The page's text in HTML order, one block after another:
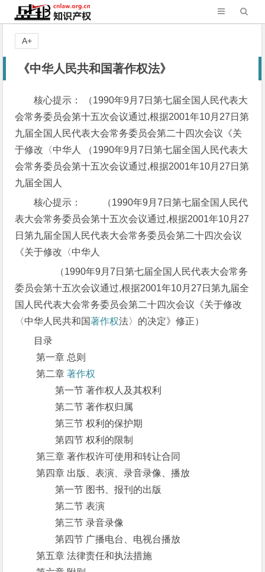
《中华人民共和国著作权法》
核心提示： （1990年9月7日第七届全国人民代表大
会常务委员会第十五次会议通过,根据2001年10月27日第
九届全国人民代表大会常务委员会第二十四次会议《关
于修改〈中华人 （1990年9月7日第七届全国人民代表大
会常务委员会第十五次会议通过,根据2001年10月27日第
九届全国人
核心提示： （1990年9月7日第七届全国人民代
表大会常务委员会第十五次会议通过,根据2001年10月27
日第九届全国人民代表大会常务委员会第二十四次会议
《关于修改〈中华人
（1990年9月7日第七届全国人民代表大会常务
委员会第十五次会议通过,根据2001年10月27日第九届全
国人民代表大会常务委员会第二十四次会议《关于修改
〈中华人民共和国著作权法〉的决定》修正）
目录
第一章 总则
第二章著作权
第一节 著作权人及其权利
第二节 著作权归属
第三节 权利的保护期
第四节 权利的限制
第三章 著作权许可使用和转让合同
第四章 出版、表演、录音录像、播放
第一节 图书、报刊的出版
第二节 表演
第三节 录音录像
第四节 广播电台、电视台播放
第五章 法律责任和执法措施
A+